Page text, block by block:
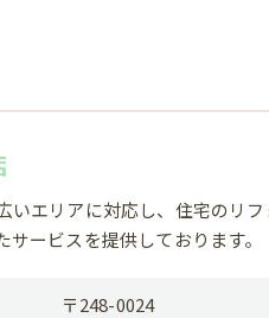
エリアに対応し、住宅のリ
ービスを提供しております。
〒248-0024